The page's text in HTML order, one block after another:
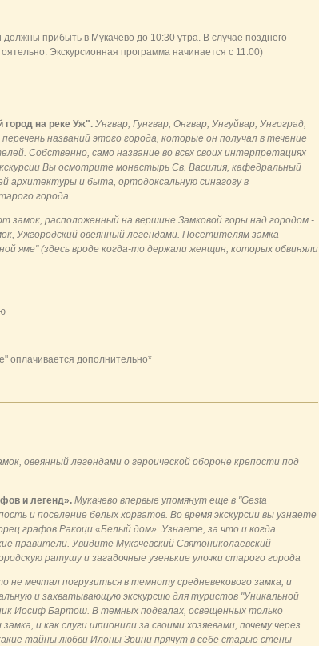
прибыть в Мукачево до 10:30 утра. В случае позднего
Экскурсионная программа начинается с 11:00)
город на реке Уж". Унгвар, Гунгвар, Онгвар, Унгуйвар, Унгоград,
названий этого города, которые он получал в течение
Собственно, само название во всех своих интерпретациях
Вы осмотрите монастырь Св. Василия, кафедральный
архитектуры и быта, ортодоксальную синагогу в
города.
замок, расположенный на вершине Замковой горы над городом -
Ужгородский овеянный легендами. Посетителям замка
яме" (здесь вроде когда-то держали женщин, которых обвиняли
оплачивается дополнительно*
овеянный легендами о героической обороне крепости под
и легенд». Мукачево впервые упомянут еще в "Gesta
и поселение белых хорватов. Во время экскурсии вы узнаете
графов Ракоци «Белый дом». Узнаете, за что и когда
правители. Увидите Мукачевский Святониколаевский
ратушу и загадочные узенькие улочки старого города
не мечтал погрузиться в темноту средневекового замка, и
и захватывающую экскурсию для туристов "Уникальной
Иосиф Бартош. В темных подвалах, освещенных только
и как слуги шпионили за своими хозяевами, почему через
тайны любви Илоны Зрини прячут в себе старые стены